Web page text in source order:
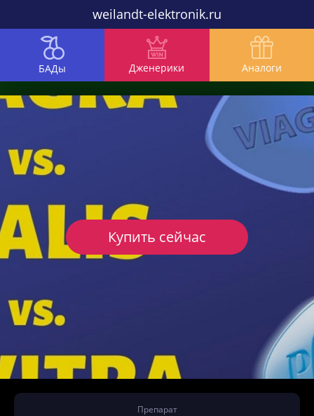
weilandt-elektronik.ru
БАДы Дженерики Аналоги
Препарат
Купить сейчас